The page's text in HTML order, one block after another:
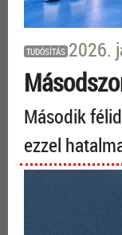
TUDÓSÍTÁS 2026.
Második
ezzel